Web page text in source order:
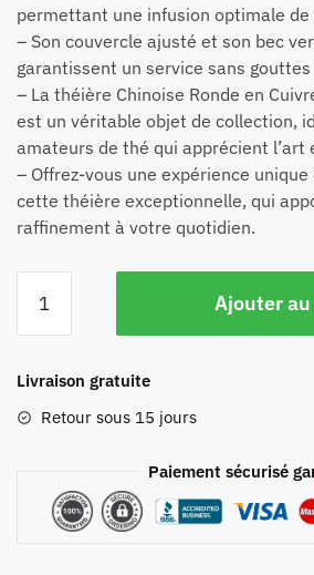
permettant une infusion optimale
– Son couvercle ajusté et son bec
garantissent un service sans
– La théière Chinoise Ronde en
est un véritable objet de collection,
amateurs de thé qui apprécient l’art
– Offrez-vous une expérience
cette théière exceptionnelle, qui
raffinement à votre quotidien.
Ajouter
Livraison gratuite
Retour sous 15 jours
Paiement sécurisé